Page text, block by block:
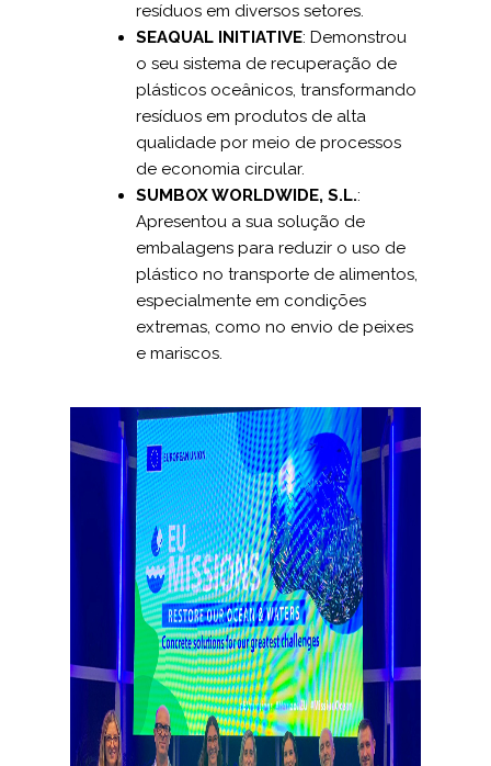
resíduos em diversos setores.
SEAQUAL INITIATIVE: Demonstrou
o seu sistema de recuperação de
plásticos oceânicos, transformando
resíduos em produtos de alta
qualidade por meio de processos
de economia circular.
SUMBOX WORLDWIDE, S.L.:
Apresentou a sua solução de
embalagens para reduzir o uso de
plástico no transporte de alimentos,
especialmente em condições
extremas, como no envio de peixes
e mariscos.